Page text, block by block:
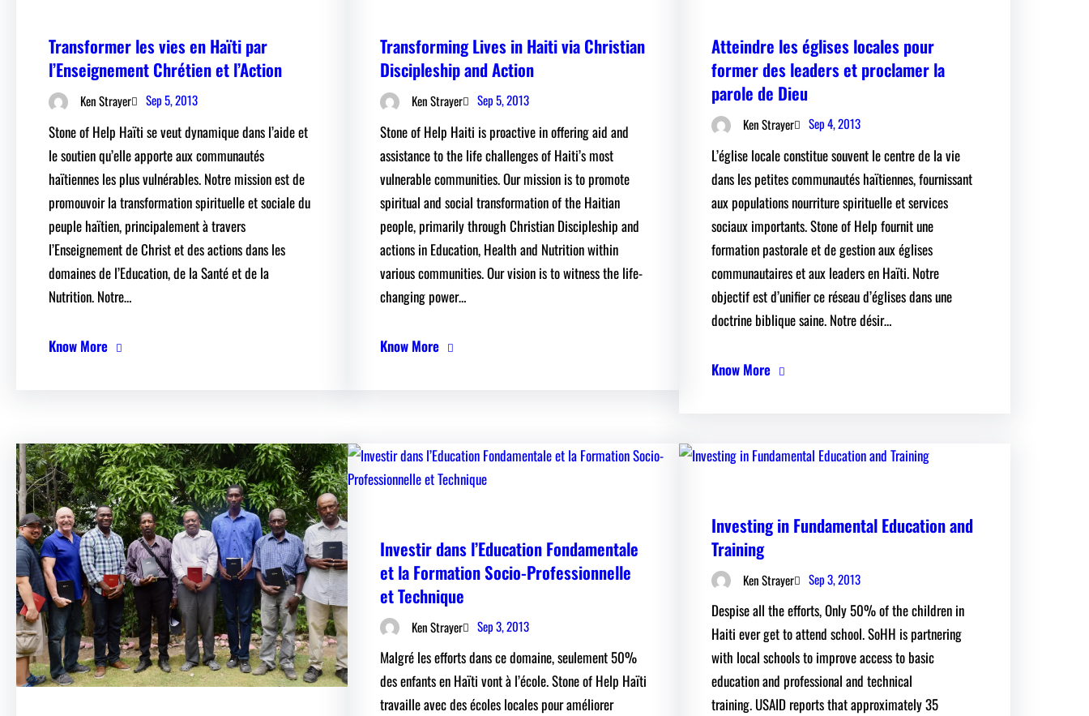
Transformer les vies en Haïti par
l’Enseignement Chrétien et l’Action
Ken Strayer Sep 5, 2013
Stone of Help Haïti se veut dynamique dans l’aide et
le soutien qu’elle apporte aux communautés
haïtiennes les plus vulnérables. Notre mission est de
promouvoir la transformation spirituelle et sociale du
peuple haïtien, principalement à travers
l’Enseignement de Christ et des actions dans les
domaines de l’Education, de la Santé et de la
Nutrition. Notre…
Know More
Transforming Lives in Haiti via Christian
Discipleship and Action
Ken Strayer Sep 5, 2013
Stone of Help Haiti is proactive in offering aid and
assistance to the life challenges of Haiti’s most
vulnerable communities. Our mission is to promote
spiritual and social transformation of the Haitian
people, primarily through Christian Discipleship and
actions in Education, Health and Nutrition within
various communities. Our vision is to witness the life-
changing power…
Know More
Atteindre les églises locales pour
former des leaders et proclamer la
parole de Dieu
Ken Strayer Sep 4, 2013
L’église locale constitue souvent le centre de la vie
dans les petites communautés haïtiennes, fournissant
aux populations nourriture spirituelle et services
sociaux importants. Stone of Help fournit une
formation pastorale et de gestion aux églises
communautaires et aux leaders en Haïti. Notre
objectif est d’unifier ce réseau d’églises dans une
doctrine biblique saine. Notre désir…
Know More
Investir dans l’Education Fondamentale
et la Formation Socio-Professionnelle
et Technique
Ken Strayer Sep 3, 2013
Malgré les efforts dans ce domaine, seulement 50%
des enfants en Haïti vont à l’école. Stone of Help Haïti
travaille avec des écoles locales pour améliorer
Investing in Fundamental Education and
Training
Ken Strayer Sep 3, 2013
Despise all the efforts, Only 50% of the children in
Haiti ever get to attend school. SoHH is partnering
with local schools to improve access to basic
education and professional and technical
training. USAID reports that approximately 35